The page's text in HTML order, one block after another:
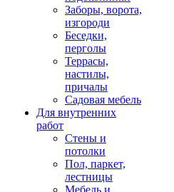
Заборы, ворота,
изгороди
Беседки,
перголы
Террасы,
настилы,
причалы
Садовая мебель
Для внутренних
работ
Стены и
потолки
Пол, паркет,
лестницы
Мебель и